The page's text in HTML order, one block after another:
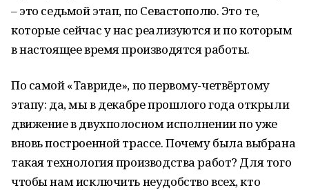
– это седьмой этап, по Севастополю. Это те,
которые сейчас у нас реализуются и по которым
в настоящее время производятся работы.
По самой «Тавриде», по первому-четвёртому
этапу: да, мы в декабре прошлого года открыли
движение в двухполосном исполнении по уже
вновь построенной трассе. Почему была выбрана
такая технология производства работ? Для того
чтобы нам исключить неудобство всех, кто